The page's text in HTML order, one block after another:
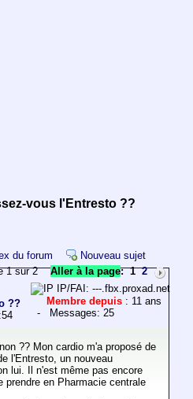
vous l'Entresto ??
du forum
Nouveau sujet
1 sur 2Aller à la page: 1 2
??
IP/FAI: ---.fbx.proxad.net
Membre depuis : 11 ans
- Messages: 25
?? Mon cardio m'a proposé de
l'Entresto, un nouveau
lui. Il n'est même pas encore
prendre en Pharmacie centrale